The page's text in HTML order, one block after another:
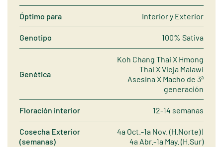
Óptimo para Interior y Exterior
Genotipo 100% Sativa
Genética
Koh Chang Thai X Hmong
Thai X Vieja Malawi
Asesina X Macho de 3ª
generación
Floración interior 12-14 semanas
Cosecha Exterior
(semanas)
4a Oct.-1a Nov. (H.Norte) |
4a Abr.-1a May. (H.Sur)